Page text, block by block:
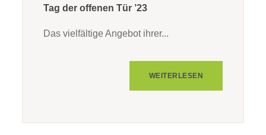
Tag der offenen Tür ’23
Das vielfältige Angebot ihrer...
WEITERLESEN